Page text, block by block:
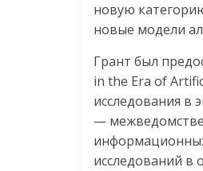
новую
новые модели
Грант был
in the Era of
исследования в
—
исследований в